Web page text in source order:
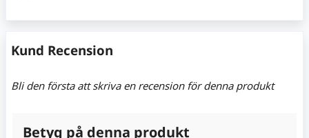
Kund Recension
Bli den första att skriva en recension för denna produkt
Betyg på denna produkt